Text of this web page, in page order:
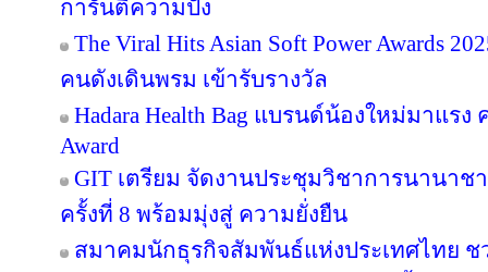
การันตีความปัง
The Viral Hits Asian Soft Power Awards
คนดังเดินพรม เข้ารับรางวัล
Hadara Health Bag แบรนด์น้องใหม่มาแรง
Award
GIT เตรียม จัดงานประชุมวิชาการนานา
ครั้งที่ 8 พร้อมมุ่งสู่ ความยั่งยืน
สมาคมนักธุรกิจสัมพันธ์แห่งประเทศไทย